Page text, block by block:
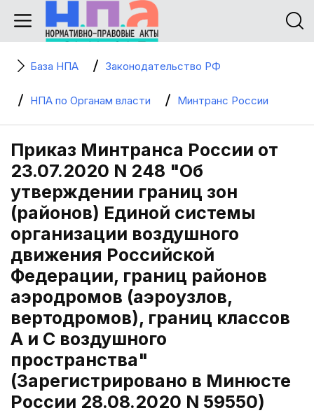
База НПА Законодательство РФ
НПА по Органам власти Минтранс России
Приказ Минтранса России от
23.07.2020 N 248 "Об
утверждении границ зон
(районов) Единой системы
организации воздушного
движения Российской
Федерации, границ районов
аэродромов (аэроузлов,
вертодромов), границ классов
A и C воздушного
пространства"
(Зарегистрировано в Минюсте
России 28.08.2020 N 59550)